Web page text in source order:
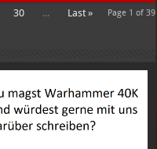
Page 1 of 39
30 ... Last »